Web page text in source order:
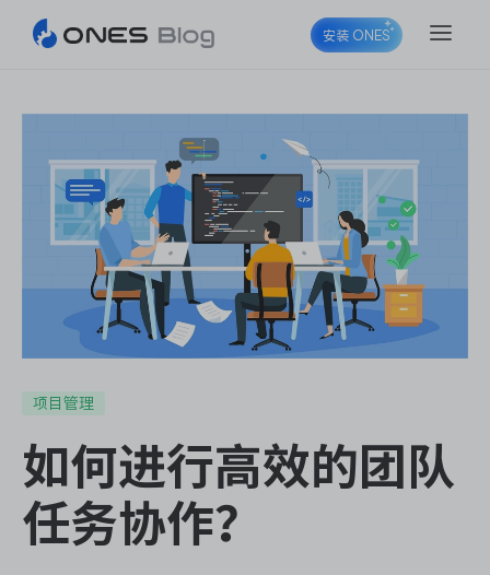
ONES Project
ONES Wiki
ONES Desk
ONES Assistant
安装 ONES
项目管理
如何进行高效的团队
任务协作？